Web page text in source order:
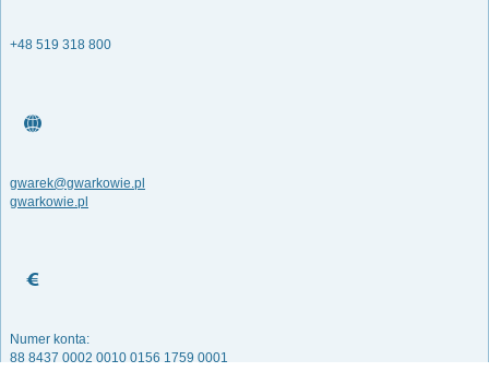
+48 519 318 800
gwarek@gwarkowie.pl
gwarkowie.pl
Numer konta:
88 8437 0002 0010 0156 1759 0001